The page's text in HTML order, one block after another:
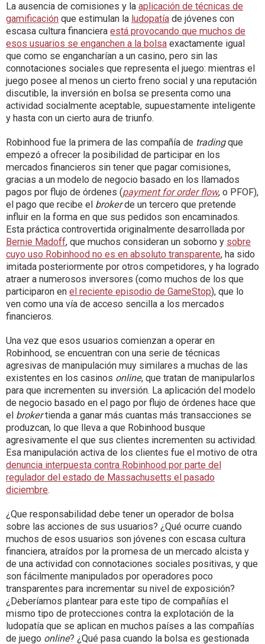
La ausencia de comisiones y la aplicación de técnicas de
gamificación que estimulan la ludopatía de jóvenes con
escasa cultura financiera está provocando que muchos de
esos usuarios se enganchen a la bolsa exactamente igual
que como se engancharían a un casino, pero sin las
connotaciones sociales que representa el juego: mientras el
juego posee al menos un cierto freno social y una reputación
discutible, la inversión en bolsa se presenta como una
actividad socialmente aceptable, supuestamente inteligente
y hasta con un cierto aura de triunfo.
Robinhood fue la primera de las compañía de tradingque
empezó a ofrecer la posibilidad de participar en los
mercados financieros sin tener que pagar comisiones,
gracias a un modelo de negocio basado en los llamados
pagos por flujo de órdenes (payment for order flow, o PFOF),
el pago que recibe el brokerde un tercero que pretende
influir en la forma en que sus pedidos son encaminados.
Esta práctica controvertida originalmente desarrollada por
Bernie Madoff, que muchos consideran un soborno y sobre
cuyo uso Robinhood no es en absoluto transparente, ha sido
imitada posteriormente por otros competidores, y ha logrado
atraer a numerosos inversores (como muchos de los que
participaron en el reciente episodio de GameStop), que lo
ven como una vía de acceso sencilla a los mercados
financieros.
Una vez que esos usuarios comienzan a operar en
Robinhood, se encuentran con una serie de técnicas
agresivas de manipulación muy similares a muchas de las
existentes en los casinos online, que tratan de manipularlos
para que incrementen su inversión. La aplicación del modelo
de negocio basado en el pago por flujo de órdenes hace que
el brokertienda a ganar más cuantas más transacciones se
produzcan, lo que lleva a que Robinhood busque
agresivamente el que sus clientes incrementen su actividad.
Esa manipulación activa de los clientes fue el motivo de otra
denuncia interpuesta contra Robinhood por parte del
regulador del estado de Massachusetts el pasado
diciembre.
¿Que responsabilidad debe tener un operador de bolsa
sobre las acciones de sus usuarios? ¿Qué ocurre cuando
muchos de esos usuarios son jóvenes con escasa cultura
financiera, atraídos por la promesa de un mercado alcista y
de una actividad con connotaciones sociales positivas, y que
son fácilmente manipulados por operadores poco
transparentes para incrementar su nivel de exposición?
¿Deberíamos plantear para este tipo de compañías el
mismo tipo de protecciones contra la explotación de la
ludopatía que se aplican en muchos países a las compañías
de juego online? ¿Qué pasa cuando la bolsa es gestionada